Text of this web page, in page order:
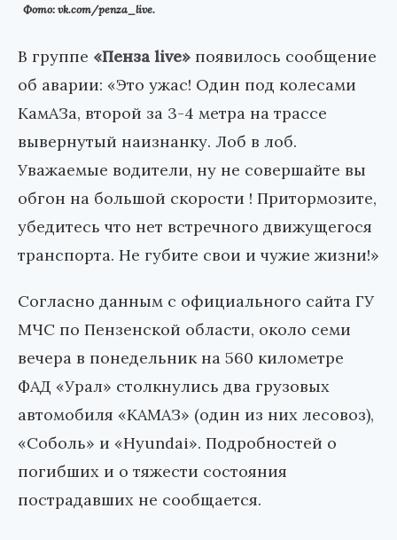
Фото: vk.com/penza_live.
В группе «Пенза live» появилось сообщение
об аварии: «Это ужас! Один под колесами
КамАЗа, второй за 3-4 метра на трассе
вывернутый наизнанку. Лоб в лоб.
Уважаемые водители, ну не совершайте вы
обгон на большой скорости ! Притормозите,
убедитесь что нет встречного движущегося
транспорта. Не губите свои и чужие жизни!»
Согласно данным с официального сайта ГУ
МЧС по Пензенской области, около семи
вечера в понедельник на 560 километре
ФАД «Урал» столкнулись два грузовых
автомобиля «КАМАЗ» (один из них лесовоз),
«Соболь» и «Hyundai». Подробностей о
погибших и о тяжести состояния
пострадавших не сообщается.